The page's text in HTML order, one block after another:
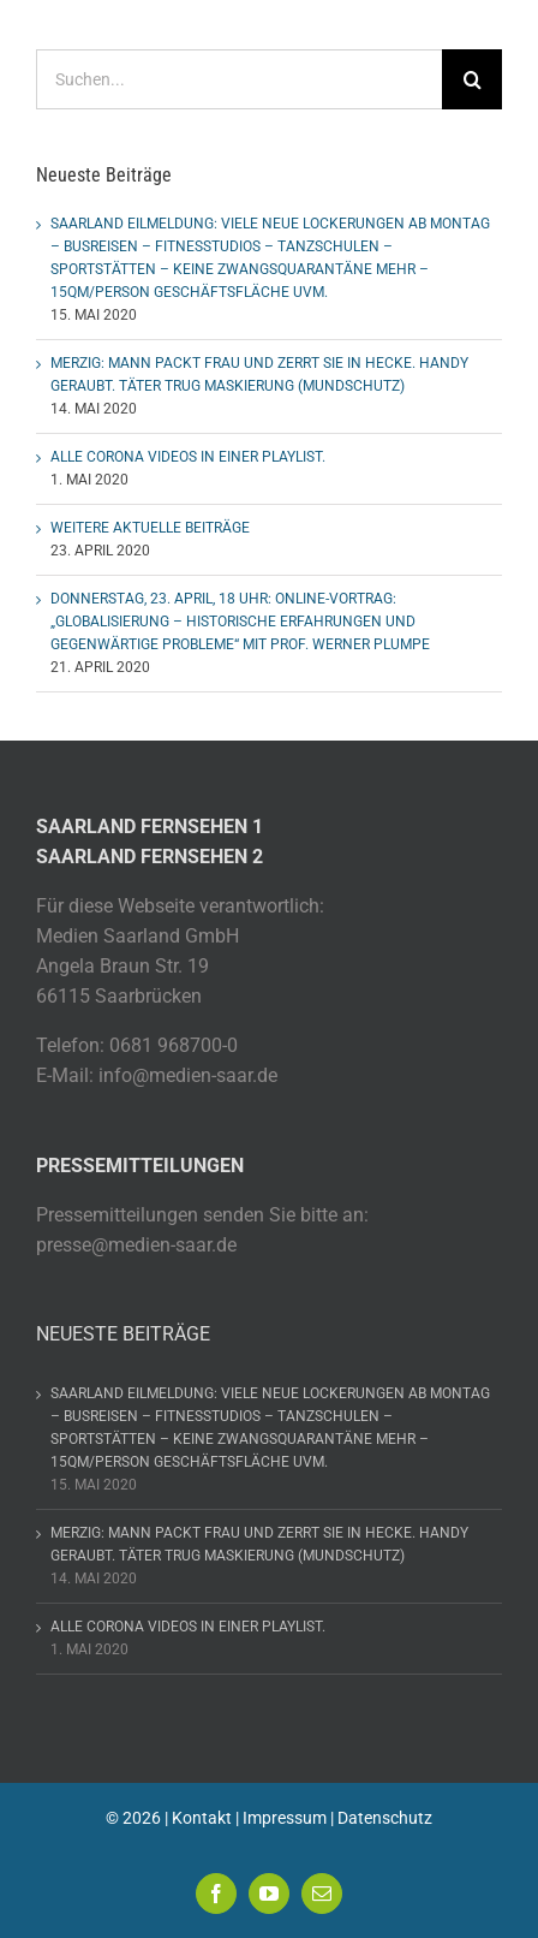
nach:
Neueste Beiträge
SAARLAND EILMELDUNG: VIELE NEUE LOCKERUNGEN AB MONTAG
– BUSREISEN – FITNESSTUDIOS – TANZSCHULEN –
SPORTSTÄTTEN – KEINE ZWANGSQUARANTÄNE MEHR –
15QM/PERSON GESCHÄFTSFLÄCHE UVM.
15. MAI 2020
MERZIG: MANN PACKT FRAU UND ZERRT SIE IN HECKE. HANDY
GERAUBT. TÄTER TRUG MASKIERUNG (MUNDSCHUTZ)
14. MAI 2020
ALLE CORONA VIDEOS IN EINER PLAYLIST.
1. MAI 2020
WEITERE AKTUELLE BEITRÄGE
23. APRIL 2020
DONNERSTAG, 23. APRIL, 18 UHR: ONLINE-VORTRAG:
„GLOBALISIERUNG – HISTORISCHE ERFAHRUNGEN UND
GEGENWÄRTIGE PROBLEME“ MIT PROF. WERNER PLUMPE
21. APRIL 2020
SAARLAND FERNSEHEN 1
SAARLAND FERNSEHEN 2
Für diese Webseite verantwortlich:
Medien Saarland GmbH
Angela Braun Str. 19
66115 Saarbrücken
Telefon: 0681 968700-0
E-Mail: info@medien-saar.de
PRESSEMITTEILUNGEN
Pressemitteilungen senden Sie bitte an:
presse@medien-saar.de
NEUESTE BEITRÄGE
SAARLAND EILMELDUNG: VIELE NEUE LOCKERUNGEN AB MONTAG
– BUSREISEN – FITNESSTUDIOS – TANZSCHULEN –
SPORTSTÄTTEN – KEINE ZWANGSQUARANTÄNE MEHR –
15QM/PERSON GESCHÄFTSFLÄCHE UVM.
15. MAI 2020
MERZIG: MANN PACKT FRAU UND ZERRT SIE IN HECKE. HANDY
GERAUBT. TÄTER TRUG MASKIERUNG (MUNDSCHUTZ)
14. MAI 2020
ALLE CORONA VIDEOS IN EINER PLAYLIST.
1. MAI 2020
©2026 | Kontakt | Impressum | Datenschutz
FacebookYouTube
E-
Mail